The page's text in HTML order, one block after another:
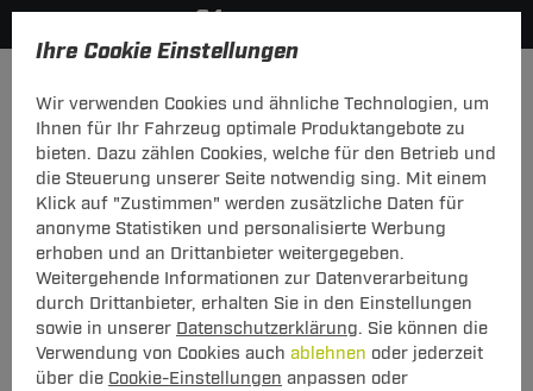
Ihre Cookie Einstellungen
Wir verwenden Cookies und ähnliche Technologien, um
Ihnen für Ihr Fahrzeug optimale Produktangebote zu
bieten. Dazu zählen Cookies, welche für den Betrieb und
die Steuerung unserer Seite notwendig sing. Mit einem
Klick auf "Zustimmen" werden zusätzliche Daten für
anonyme Statistiken und personalisierte Werbung
erhoben und an Drittanbieter weitergegeben.
Weitergehende Informationen zur Datenverarbeitung
durch Drittanbieter, erhalten Sie in den Einstellungen
sowie in unserer Datenschutzerklärung. Sie können die
Verwendung von Cookies auch ablehnen oder jederzeit
über die Cookie-Einstellungen anpassen oder
KATEGORIEN FILTER
Kamei Dachbox
Die Kamei Dachbox – ein qualitätsgeprüftes
Transportsystem
Wenn man sich eine Dachbox kaufen möchte, um für zusätzlichen
Stau- und Transportraum im Auto zu sorgen, fällt die Wahl angesichts
des großen Angebots nicht immer leicht: Eine Orientierungshilfe bieten
Auszeichnungen durch Automagazine oder Prüfinstitute, die